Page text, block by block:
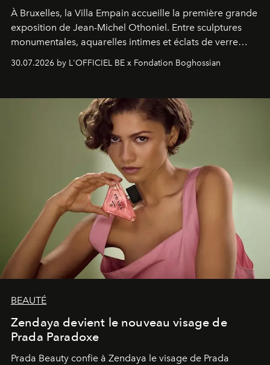
À Bruxelles, la Villa Empain accueille la première grande
exposition de Jean-Michel Othoniel. Entre sculptures
monumentales, aquarelles intimes et éclats de verre
soufflé, l’artiste français compose un itinéraire
émotionnel où chaque œuvre devient le souvenir
émerveillement.
30.07.2026 by L'OFFICIEL BE x Fondation Boghossian
BEAUTÉ
Zendaya devient le nouveau visage de
Prada Paradoxe
Prada Beauty confie à Zendaya le visage de Prada